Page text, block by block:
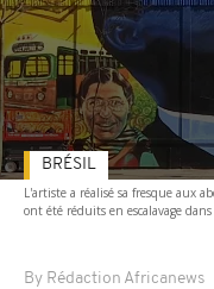
L'artiste a réalisé sa fresque aux
ont été réduits en escalavage dans
By Rédaction Africanews
BRÉSIL